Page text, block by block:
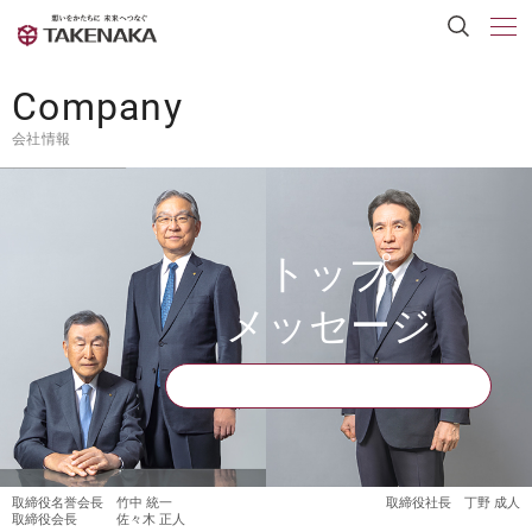
Company
トップ
メッセージ
取締役名誉会長 竹中 統一
取締役会長 佐々木 正人
取締役社長 丁野 成人